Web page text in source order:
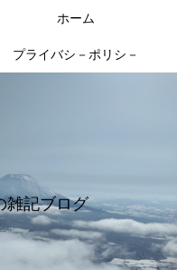
雑記ブログ
ホーム
プライバシ－ポリシ－